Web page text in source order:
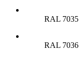
RAL 7035
RAL 7036